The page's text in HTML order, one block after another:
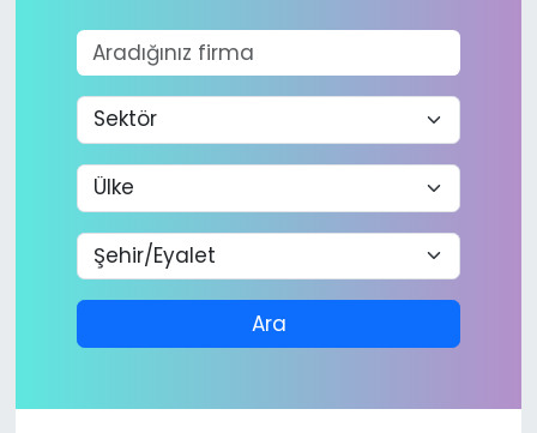
Ara
Gündem
KKTC
KKTC YEREL SEÇİM 2018
Kültür Sanat
Magazin
Moda
Nöbetçi Eczaneler